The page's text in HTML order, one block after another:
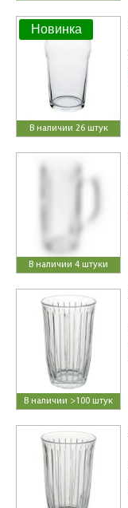
Новинка
В наличии 26 штук
В наличии 4 штуки
В наличии >100 штук